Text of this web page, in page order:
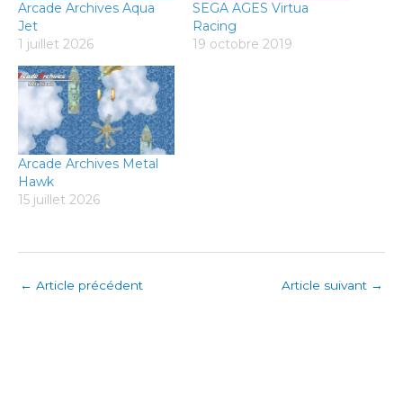
Arcade Archives Aqua
Jet
1 juillet 2026
SEGA AGES Virtua
Racing
19 octobre 2019
Arcade Archives Metal
Hawk
15 juillet 2026
← Article précédent Article suivant →